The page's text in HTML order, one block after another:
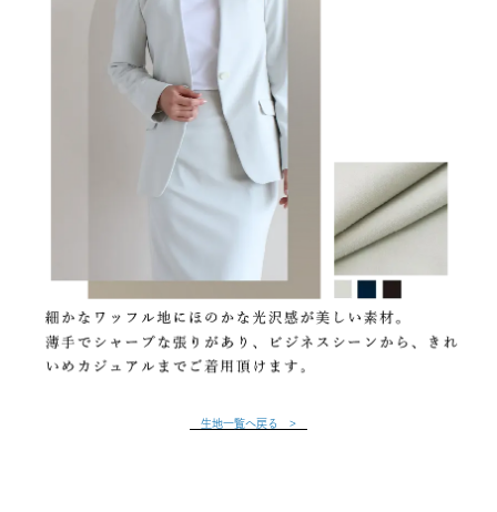
生地一覧へ戻る >